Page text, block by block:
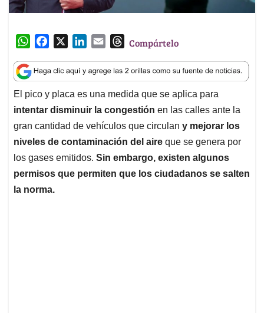
W
a
t
s
A
p
p
c
e
b
o
o
k
n
k
e
d
I
n
a
i
T
r
e
a
d
s
Compártelo
El pico y placa es una medida que se aplica para
intentar disminuir la congestión en las calles ante la
gran cantidad de vehículos que circulan y mejorar los
niveles de contaminación del aire que se genera por
los gases emitidos. Sin embargo, existen algunos
permisos que permiten que los ciudadanos se salten
la norma.